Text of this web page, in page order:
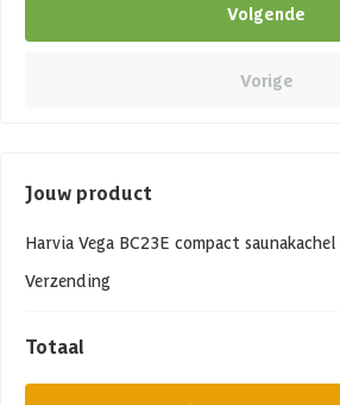
Vorige
Volgende
Jouw product
Harvia Vega BC23E compact saunakachel
Verzending
Totaal